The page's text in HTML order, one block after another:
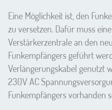
Eine Möglichkeit ist, den
zu versetzen. Dafür muss
Verstärkerzentrale an den
Funkempfängers geführt
Verlängerungskabel genutzt
230V AC
Funkempfängers vorhanden